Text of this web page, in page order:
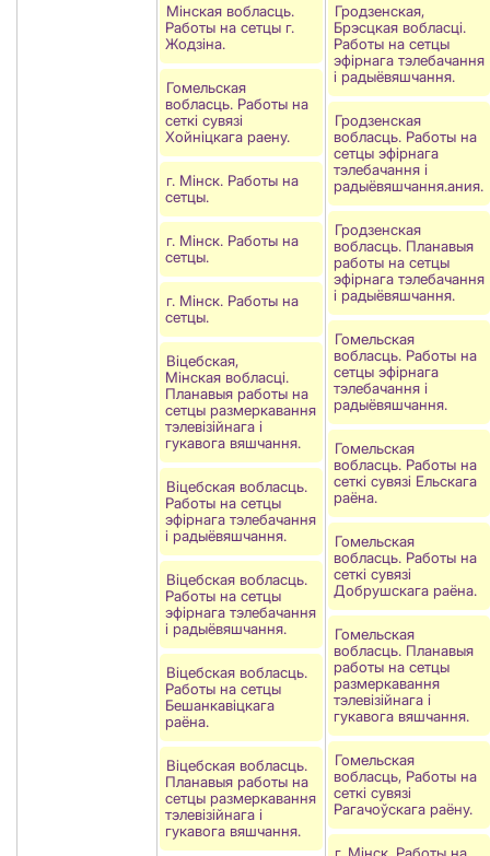
Мінская вобласць.
Работы на сетцы г.
Жодзіна.
Гомельская
вобласць. Работы на
сеткi сувязi
Хойнiцкага раену.
г. Мінск. Работы на
сетцы.
г. Мінск. Работы на
сетцы.
г. Мінск. Работы на
сетцы.
Віцебская,
Мінская вобласці.
Планавыя работы на
сетцы размеркавання
тэлевізійнага і
гукавога вяшчання.
Віцебская вобласць.
Работы на сетцы
эфірнага тэлебачання
і радыёвяшчання.
Віцебская вобласць.
Работы на сетцы
эфірнага тэлебачання
і радыёвяшчання.
Віцебская вобласць.
Работы на сетцы
Бешанкавіцкага
раёна.
Віцебская вобласць.
Планавыя работы на
сетцы размеркавання
тэлевізійнага і
гукавога вяшчання.
Гродзенская,
Брэсцкая вобласцi.
Работы на сетцы
эфірнага тэлебачання
і радыёвяшчання.
Гродзенская
вобласць. Работы на
сетцы эфірнага
тэлебачання і
радыёвяшчання.ания.
Гродзенская
вобласць. Планавыя
работы на сетцы
эфірнага тэлебачання
і радыёвяшчання.
Гомельская
вобласць. Работы на
сетцы эфірнага
тэлебачання і
радыёвяшчання.
Гомельская
вобласць. Работы на
сеткі сувязі Ельскага
раёна.
Гомельская
вобласць. Работы на
сеткі сувязі
Добрушскага раёна.
Гомельская
вобласць. Планавыя
работы на сетцы
размеркавання
тэлевізійнага і
гукавога вяшчання.
Гомельская
вобласць, Работы на
сеткі сувязі
Рагачоўскага раëну.